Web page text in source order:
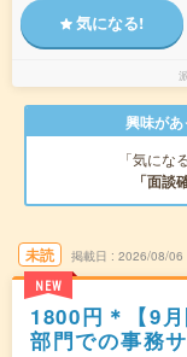
気になる!
興味が
「気にな
「面談
未読
NEW
掲載日 2026/08/06
1800円＊【9
部門での事務